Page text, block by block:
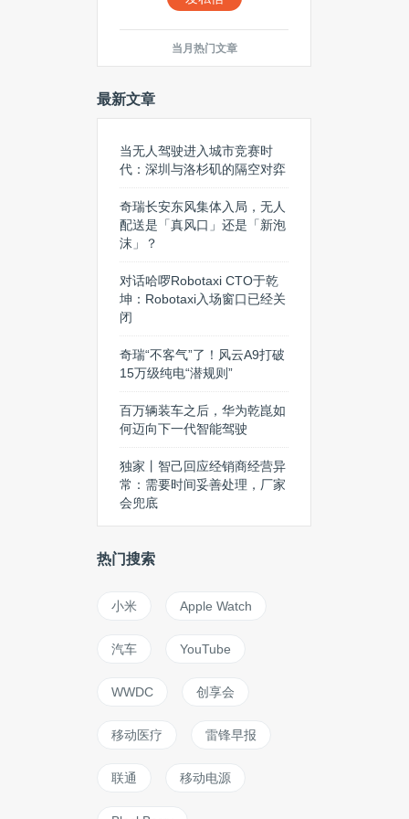
当月热门文章
最新文章
当无人驾驶进入城市竞赛时
代：深圳与洛杉矶的隔空对弈
奇瑞长安东风集体入局，无人
配送是「真风口」还是「新泡
沫」？
对话哈啰Robotaxi CTO于乾
坤：Robotaxi入场窗口已经关
闭
奇瑞“不客气”了！风云A9打破
15万级纯电“潜规则”
百万辆装车之后，华为乾崑如
何迈向下一代智能驾驶
独家丨智己回应经销商经营异
常：需要时间妥善处理，厂家
会兜底
热门搜索
小米 Apple Watch
汽车 YouTube
WWDC 创享会
移动医疗 雷锋早报
联通 移动电源